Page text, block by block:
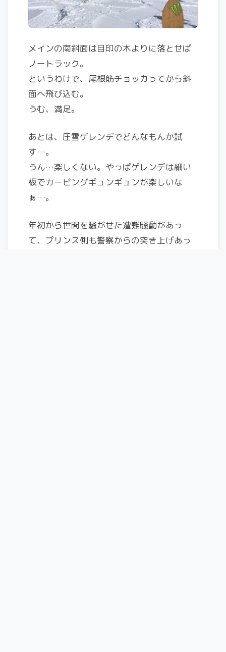
メインの南斜面は目印の木よりに落とせば
ノートラック。
というわけで、尾根筋チョッカってから斜
面へ飛び込む。
うむ、満足。
あとは、圧雪ゲレンデでどんなもんか試
す…。
うん…楽しくない。やっぱゲレンデは細い
板でカービングギュンギュンが楽しいな
ぁ…。
年初から世間を騒がせた遭難騒動があっ
て、プリンス側も警察からの突き上げあっ